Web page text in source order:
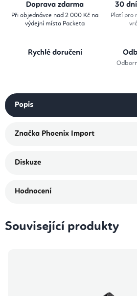
Doprava zdarma
Při objednávce nad 2 000 Kč na
výdejní místa Packeta
30
Platí pro
Rychlé doručení
Popis
Značka Phoenix Import
Diskuze
Hodnocení
Související produkty